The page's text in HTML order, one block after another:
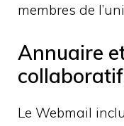
membres de
Annuaire
Le Webmail